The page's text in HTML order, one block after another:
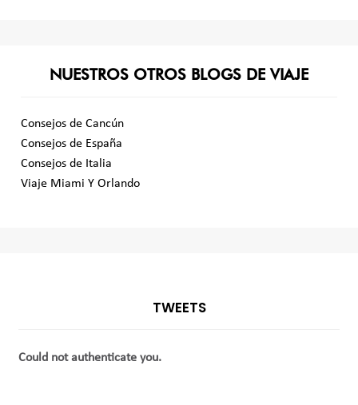
NUESTROS OTROS BLOGS DE VIAJE
Consejos de Cancún
Consejos de España
Consejos de Italia
Viaje Miami Y Orlando
TWEETS
Could not authenticate you.